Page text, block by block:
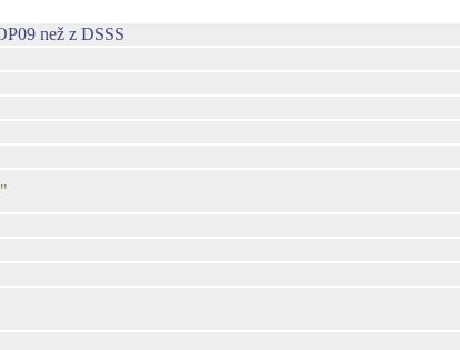
než z DSSS